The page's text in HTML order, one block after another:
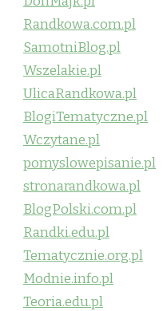
Randkowa.com.pl
SamotniBlog.pl
Wszelakie.pl
UlicaRandkowa.pl
BlogiTematyczne.pl
Wczytane.pl
pomyslowepisanie.pl
stronarandkowa.pl
BlogPolski.com.pl
Randki.edu.pl
Tematycznie.org.pl
Modnie.info.pl
Teoria.edu.pl